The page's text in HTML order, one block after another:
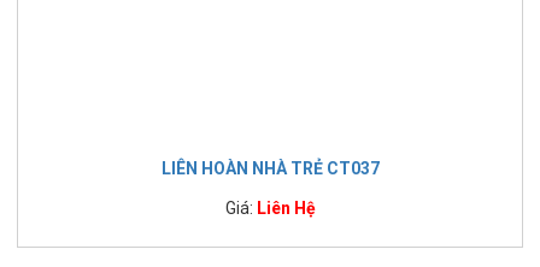
LIÊN HOÀN NHÀ TRẺ CT037
Giá: Liên Hệ